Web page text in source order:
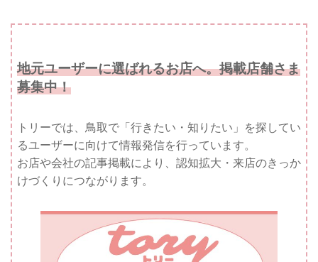
地元ユーザーに選ばれるお店へ。掲載店舗さま
募集中！
トリーでは、鳥取で「行きたい・知りたい」を探してい
るユーザーに向けて情報発信を行っています。
お店や会社の記事掲載により、認知拡大・来店のきっか
けづくりにつながります。